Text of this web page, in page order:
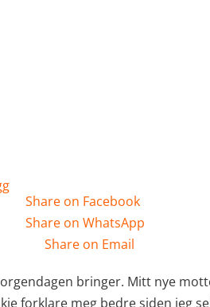
Share on Facebook
Share on WhatsApp
Share on Email
bringer. Mitt nye
forklare meg bedre siden jeg